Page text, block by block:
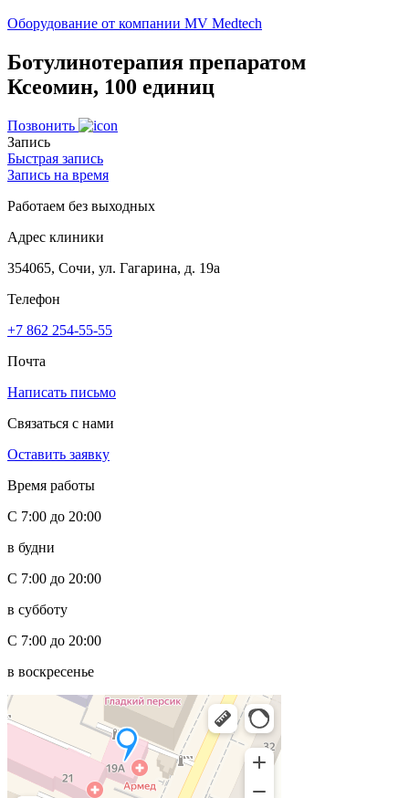
Оборудование от компании MV Medtech
Ботулинотерапия препаратом
Ксеомин, 100 единиц
Позвонить
Запись
Быстрая запись
Запись на время
Работаем без выходных
Адрес клиники
354065, Сочи, ул. Гагарина, д. 19а
Телефон
+7 862 254-55-55
Почта
Написать письмо
Связаться с нами
Оставить заявку
Время работы
С 7:00 до 20:00
в будни
С 7:00 до 20:00
в субботу
С 7:00 до 20:00
в воскресенье